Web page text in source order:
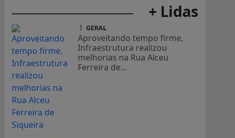
+ Lidas
GERAL
Aproveitando tempo firme,
Infraestrutura realizou
melhorias na Rua Alceu
Ferreira de...